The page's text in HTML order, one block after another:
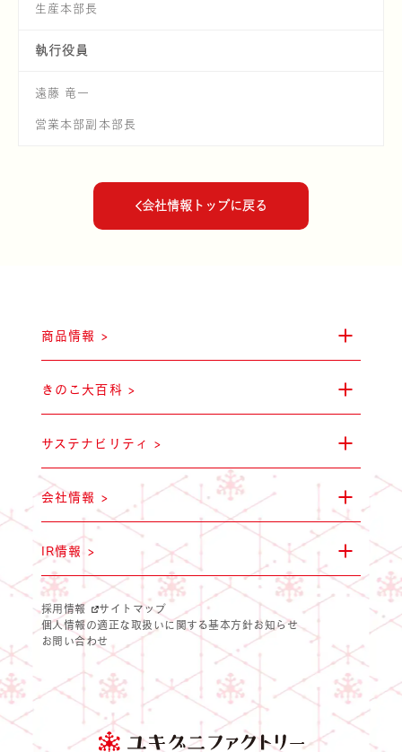
マッシュルー
雪国ぶなしめ
生産本部長
執行役員
遠藤 竜一
営業本部副本部長
会社情報トップに戻る
商品情報 >
きのこ大百科 >
サステナビリティ >
会社情報 >
IR情報 >
採用情報
サイトマップ
個人情報の適正な取扱いに関する基本方針お知らせ
お問い合わせ